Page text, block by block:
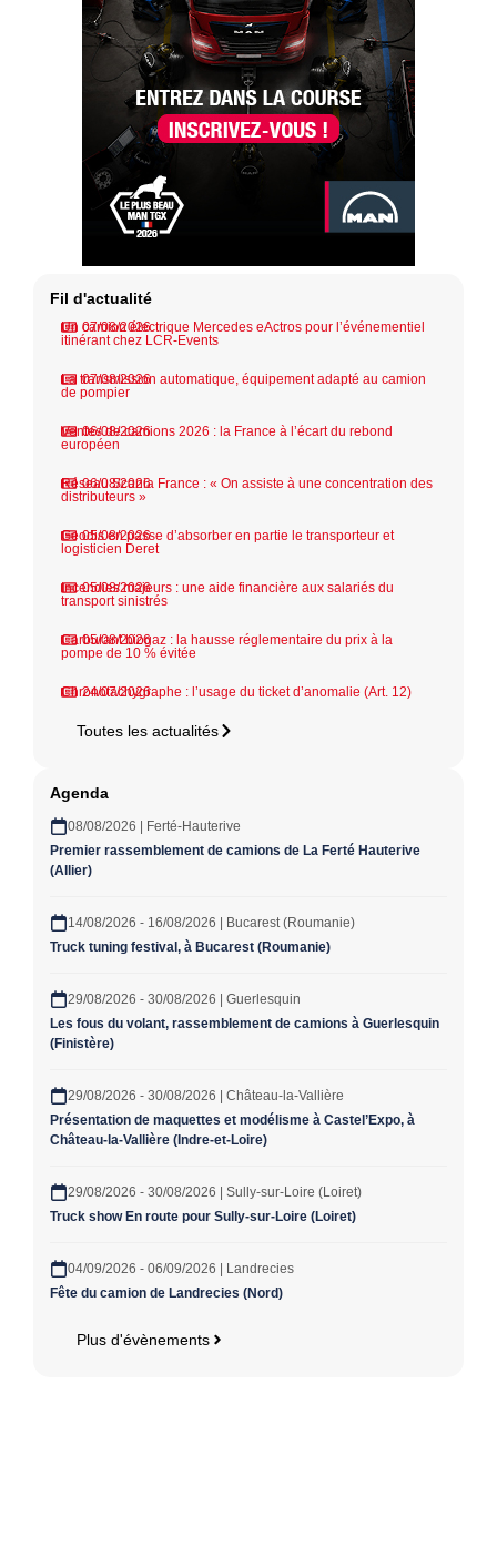
Fil d'actualité
07/08/2026
Un camion électrique Mercedes eActros pour l’événementiel
itinérant chez LCR-Events
07/08/2026
La transmission automatique, équipement adapté au camion
de pompier
06/08/2026
Ventes de camions 2026 : la France à l’écart du rebond
européen
06/08/2026
Réseau Scania France : « On assiste à une concentration des
distributeurs »
05/08/2026
Geodis en passe d’absorber en partie le transporteur et
logisticien Deret
05/08/2026
Incendies majeurs : une aide financière aux salariés du
transport sinistrés
05/08/2026
Carburant biogaz : la hausse réglementaire du prix à la
pompe de 10 % évitée
24/07/2026
Chronotachygraphe : l’usage du ticket d’anomalie (Art. 12)
Toutes les actualités
Agenda
08/08/2026 | Ferté-Hauterive
Premier rassemblement de camions de La Ferté Hauterive
(Allier)
14/08/2026 - 16/08/2026 | Bucarest (Roumanie)
Truck tuning festival, à Bucarest (Roumanie)
29/08/2026 - 30/08/2026 | Guerlesquin
Les fous du volant, rassemblement de camions à Guerlesquin
(Finistère)
29/08/2026 - 30/08/2026 | Château-la-Vallière
Présentation de maquettes et modélisme à Castel’Expo, à
Château-la-Vallière (Indre-et-Loire)
29/08/2026 - 30/08/2026 | Sully-sur-Loire (Loiret)
Truck show En route pour Sully-sur-Loire (Loiret)
04/09/2026 - 06/09/2026 | Landrecies
Fête du camion de Landrecies (Nord)
Plus d'évènements